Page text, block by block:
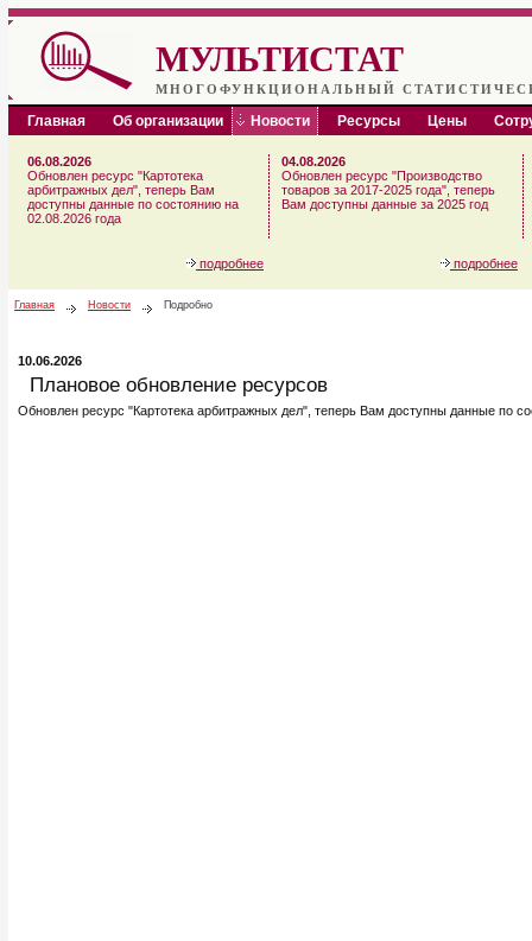
МУЛЬТИСТАТ
МНОГОФУНКЦИОНАЛЬНЫЙ
Главная Об организации Новости Ресурсы Цены
06.08.2026
Обновлен ресурс "Картотека
арбитражных дел", теперь Вам
доступны данные по состоянию на
02.08.2026 года
04.08.2026
Обновлен ресурс "Производство
товаров за 2017-2025 года", теперь
Вам доступны данные за 2025 год
подробнее подробнее
Главная Новости Подробно
10.06.2026
Плановое обновление ресурсов
Обновлен ресурс "Картотека арбитражных дел", теперь Вам доступны данные по